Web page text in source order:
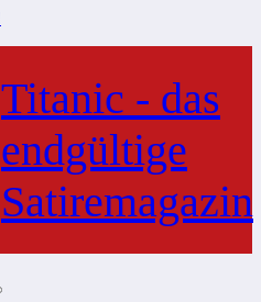
Titanic - das
endgültige
Satiremagazin